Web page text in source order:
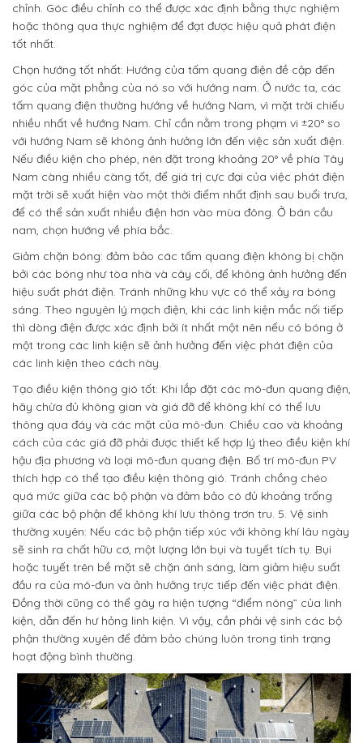
chỉnh. Góc điều chỉnh có thể được xác định bằng thực nghiệm
hoặc thông qua thực nghiệm để đạt được hiệu quả phát điện
tốt nhất.
Chọn hướng tốt nhất: Hướng của tấm quang điện đề cập đến
góc của mặt phẳng của nó so với hướng nam. Ở nước ta, các
tấm quang điện thường hướng về hướng Nam, vì mặt trời chiếu
nhiều nhất về hướng Nam. Chỉ cần nằm trong phạm vi ±20° so
với hướng Nam sẽ không ảnh hưởng lớn đến việc sản xuất điện.
Nếu điều kiện cho phép, nên đặt trong khoảng 20° về phía Tây
Nam càng nhiều càng tốt, để giá trị cực đại của việc phát điện
mặt trời sẽ xuất hiện vào một thời điểm nhất định sau buổi trưa,
để có thể sản xuất nhiều điện hơn vào mùa đông. Ở bán cầu
nam, chọn hướng về phía bắc.
Giảm chặn bóng: đảm bảo các tấm quang điện không bị chặn
bởi các bóng như tòa nhà và cây cối, để không ảnh hưởng đến
hiệu suất phát điện. Tránh những khu vực có thể xảy ra bóng
sáng. Theo nguyên lý mạch điện, khi các linh kiện mắc nối tiếp
thì dòng điện được xác định bởi ít nhất một nên nếu có bóng ở
một trong các linh kiện sẽ ảnh hưởng đến việc phát điện của
các linh kiện theo cách này.
Tạo điều kiện thông gió tốt: Khi lắp đặt các mô-đun quang điện,
hãy chừa đủ không gian và giá đỡ để không khí có thể lưu
thông qua đáy và các mặt của mô-đun. Chiều cao và khoảng
cách của các giá đỡ phải được thiết kế hợp lý theo điều kiện khí
hậu địa phương và loại mô-đun quang điện. Bố trí mô-đun PV
thích hợp có thể tạo điều kiện thông gió. Tránh chồng chéo
quá mức giữa các bộ phận và đảm bảo có đủ khoảng trống
giữa các bộ phận để không khí lưu thông trơn tru. 5. Vệ sinh
thường xuyên: Nếu các bộ phận tiếp xúc với không khí lâu ngày
sẽ sinh ra chất hữu cơ, một lượng lớn bụi và tuyết tích tụ. Bụi
hoặc tuyết trên bề mặt sẽ chặn ánh sáng, làm giảm hiệu suất
đầu ra của mô-đun và ảnh hưởng trực tiếp đến việc phát điện.
Đồng thời cũng có thể gây ra hiện tượng “điểm nóng” của linh
kiện, dẫn đến hư hỏng linh kiện. Vì vậy, cần phải vệ sinh các bộ
phận thường xuyên để đảm bảo chúng luôn trong tình trạng
hoạt động bình thường.